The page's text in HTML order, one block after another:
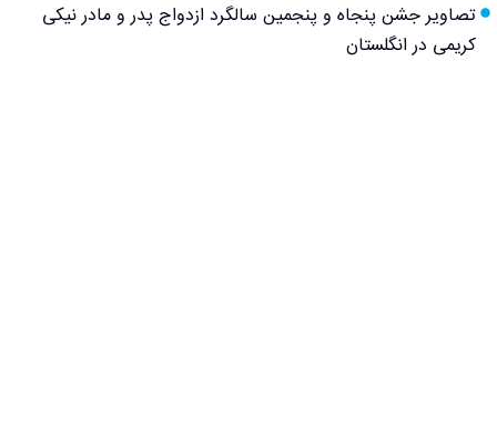
تصاویر جشن پنجاه و پنجمین سالگرد ازدواج پدر و مادر نیکی
کریمی در انگلستان